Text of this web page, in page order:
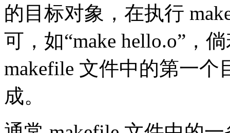
的目标对象，在执行
可，如“make hello.o”，
makefile 文件中的第一
成。